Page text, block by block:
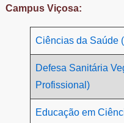
Campus Viçosa:
Ciências da Saúde
Defesa Sanitária
Profissional)
Educação em